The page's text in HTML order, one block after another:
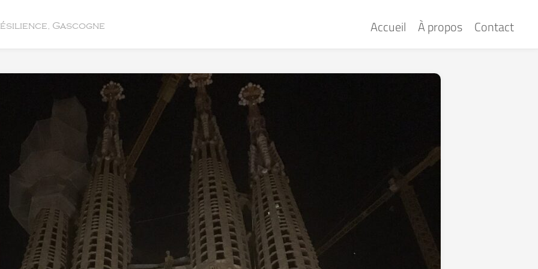
Gascogne Accueil À propos Contact